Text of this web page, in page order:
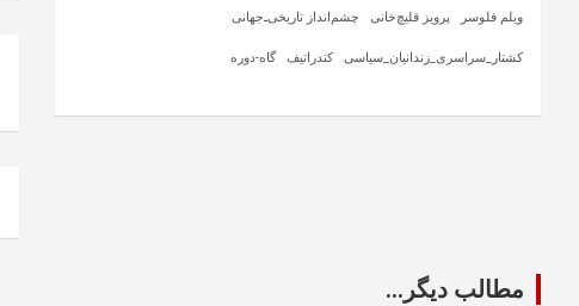
ویلم فلوسر پرویز قلیچ‌خانی چشم‌انداز تاریخی‌ـ‌جهانی
کشتار_سراسری_زندانیان_سیاسی کندراتیف گاه-دوره
مطالب دیگر...